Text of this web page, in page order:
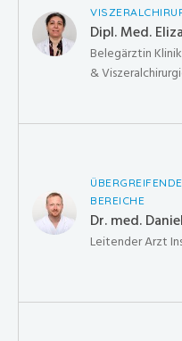
Dipl. Med.
Belegärztin
&
BEREICHE
Dr. med.
Leitender Arzt